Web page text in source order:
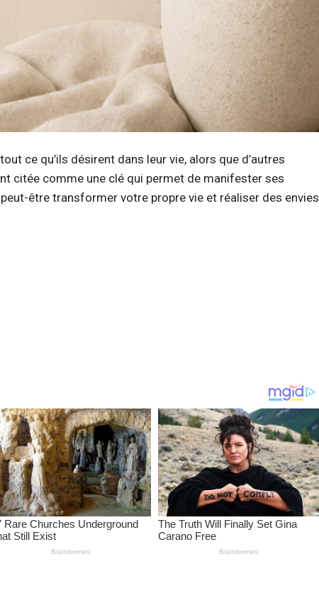
ce qu’ils désirent dans leur vie, alors que d’autres
citée comme une clé qui permet de manifester ses
être transformer votre propre vie et réaliser des envies